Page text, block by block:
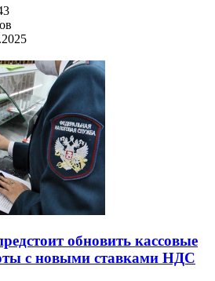
обновить кассовые
с новыми ставками НДС